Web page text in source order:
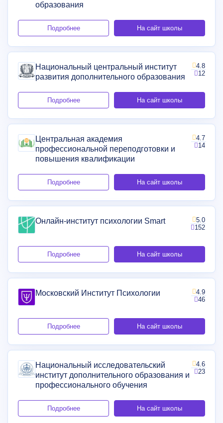
образования
Подробнее На сайт школы
Национальный центральный институт
развития дополнительного образования
4.8
12
Подробнее На сайт школы
Центральная академия
профессиональной переподготовки и
повышения квалификации
4.7
14
Подробнее На сайт школы
Онлайн-институт психологии Smart
5.0
152
Подробнее На сайт школы
Московский Институт Психологии
4.9
46
Подробнее На сайт школы
Национальный исследовательский
институт дополнительного образования и
профессионального обучения
4.6
23
Подробнее На сайт школы